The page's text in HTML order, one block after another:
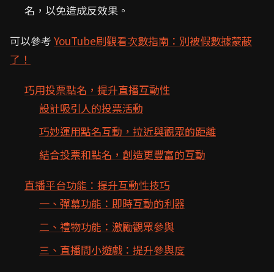
名，以免造成反效果。
可以參考 YouTube刷觀看次數指南：別被假數據蒙蔽
了！
巧用投票點名，提升直播互動性
設計吸引人的投票活動
巧妙運用點名互動，拉近與觀眾的距離
結合投票和點名，創造更豐富的互動
直播平台功能：提升互動性技巧
一、彈幕功能：即時互動的利器
二、禮物功能：激勵觀眾參與
三、直播間小遊戲：提升參與度